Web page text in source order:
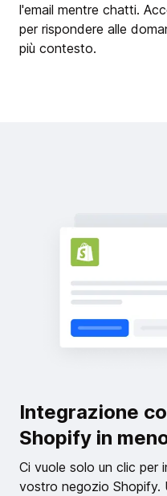
l'email mentre chatti.
per rispondere alle
più contesto.
Integrazione
Shopify in
Ci vuole solo un clic per
vostro negozio